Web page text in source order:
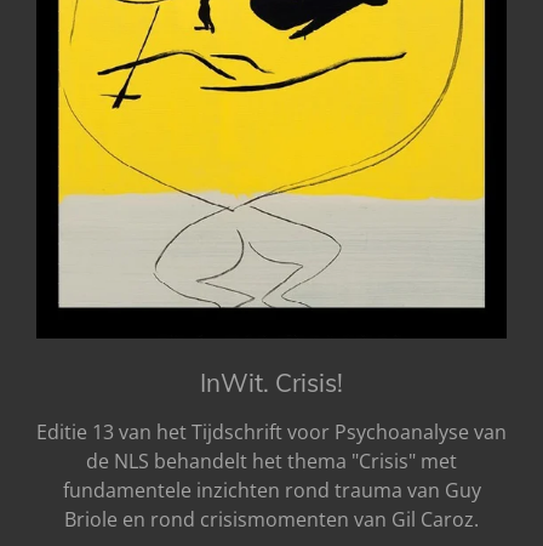
InWit. Crisis!
Editie 13 van het Tijdschrift voor Psychoanalyse van
de NLS behandelt het thema "Crisis" met
fundamentele inzichten rond trauma van Guy
Briole en rond crisismomenten van Gil Caroz.